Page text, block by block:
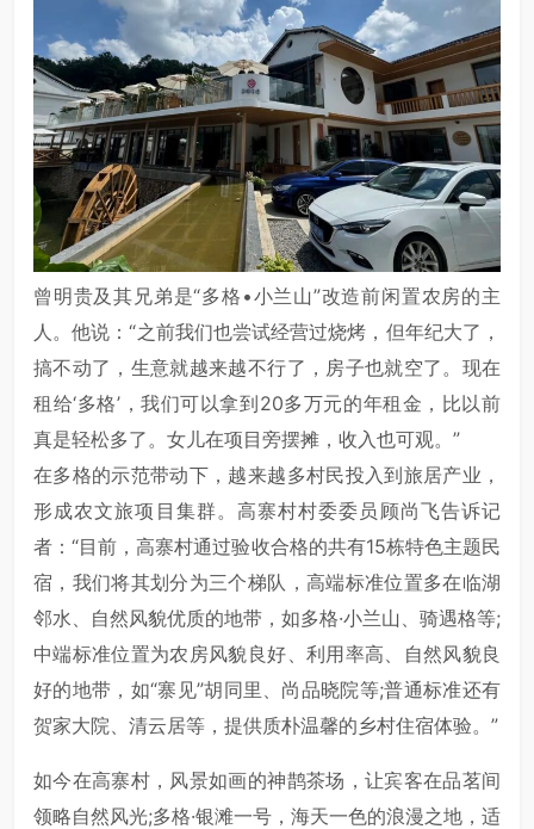
曾明贵及其兄弟是“多格•小兰山”改造前闲置农房的主
人。他说：“之前我们也尝试经营过烧烤，但年纪大了，
搞不动了，生意就越来越不行了，房子也就空了。现在
租给‘多格’，我们可以拿到20多万元的年租金，比以前
真是轻松多了。女儿在项目旁摆摊，收入也可观。”
在多格的示范带动下，越来越多村民投入到旅居产业，
形成农文旅项目集群。高寨村村委委员顾尚飞告诉记
者：“目前，高寨村通过验收合格的共有15栋特色主题民
宿，我们将其划分为三个梯队，高端标准位置多在临湖
邻水、自然风貌优质的地带，如多格·小兰山、骑遇格等;
中端标准位置为农房风貌良好、利用率高、自然风貌良
好的地带，如“寨见”胡同里、尚品晓院等;普通标准还有
贺家大院、清云居等，提供质朴温馨的乡村住宿体验。”
如今在高寨村，风景如画的神鹊茶场，让宾客在品茗间
领略自然风光;多格·银滩一号，海天一色的浪漫之地，适